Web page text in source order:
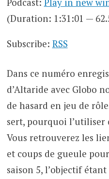
(Duration: 1:31:01 —
Subscribe: RSS
Dans ce numéro
d’Altaride avec Globo
de hasard en jeu de
sert, pourquoi l’utiliser
Vous retrouverez les
et coups de gueule
saison 5, l’objectif